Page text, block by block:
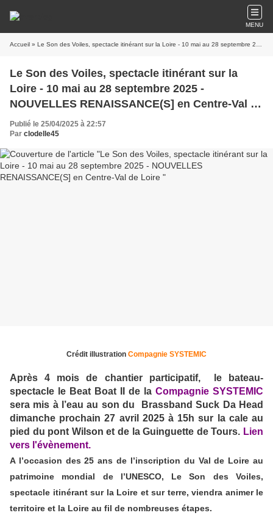
MENU
Accueil » Le Son des Voiles, spectacle itinérant sur la Loire - 10 mai au 28 septembre 2025 - NOUVELLES RENAISSANCE(S] en Centre-Val de Loire
Le Son des Voiles, spectacle itinérant sur la
Loire - 10 mai au 28 septembre 2025 -
NOUVELLES RENAISSANCE(S] en Centre-Val de
Loire
Publié le 25/04/2025 à 22:57
Par clodelle45
Crédit illustration Compagnie SYSTEMIC
Après 4 mois de chantier participatif, le bateau-
spectacle le Beat Boat II de la Compagnie SYSTEMIC
sera mis à l’eau au son du Brassband Suck Da Head
dimanche prochain 27 avril 2025 à 15h sur la cale au
pied du pont Wilson et de la Guinguette de Tours. Lien
vers l'évènement.
A l’occasion des 25 ans de l’inscription du Val de Loire au
patrimoine mondial de l’UNESCO, Le Son des Voiles,
spectacle itinérant sur la Loire et sur terre, viendra animer le
territoire et la Loire au fil de nombreuses étapes.